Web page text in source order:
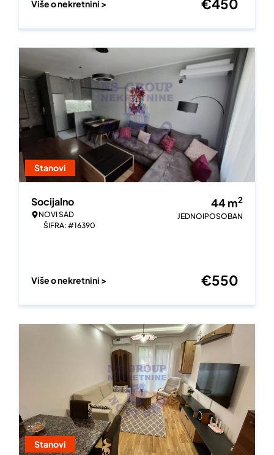
Više o nekretnini > €450
Stanovi
Socijalno
NOVI SAD
ŠIFRA: #16390
44m2
JEDNOIPOSOBAN
Više o nekretnini > €550
Stanovi